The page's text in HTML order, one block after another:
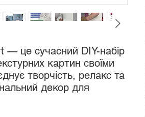
— це сучасний DIY-набір
картин своїми
творчість, релакс та
декор для